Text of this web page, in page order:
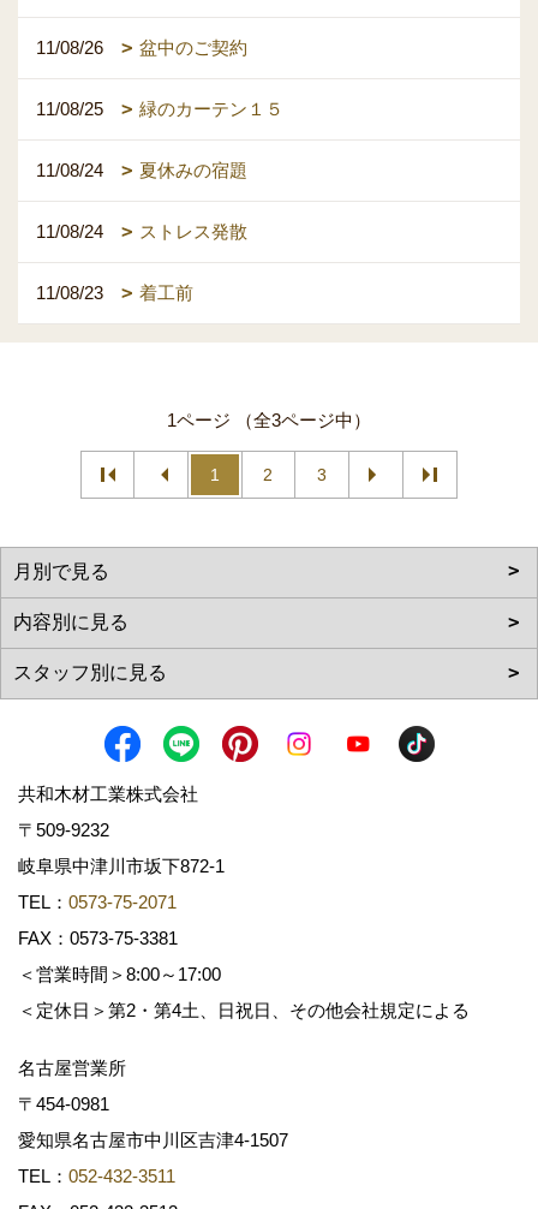
11/08/26 盆中のご契約
11/08/25 緑のカーテン１５
11/08/24 夏休みの宿題
11/08/24 ストレス発散
11/08/23 着工前
1ページ （全3ページ中）
1 2 3
共和木材工業株式会社
〒509-9232
岐阜県中津川市坂下872‐1
TEL： 0573-75-2071
FAX：0573-75-3381
＜営業時間＞8:00～17:00
＜定休日＞第2・第4土、日祝日、その他会社規定による
名古屋営業所
〒454-0981
愛知県名古屋市中川区吉津4-1507
TEL： 052-432-3511